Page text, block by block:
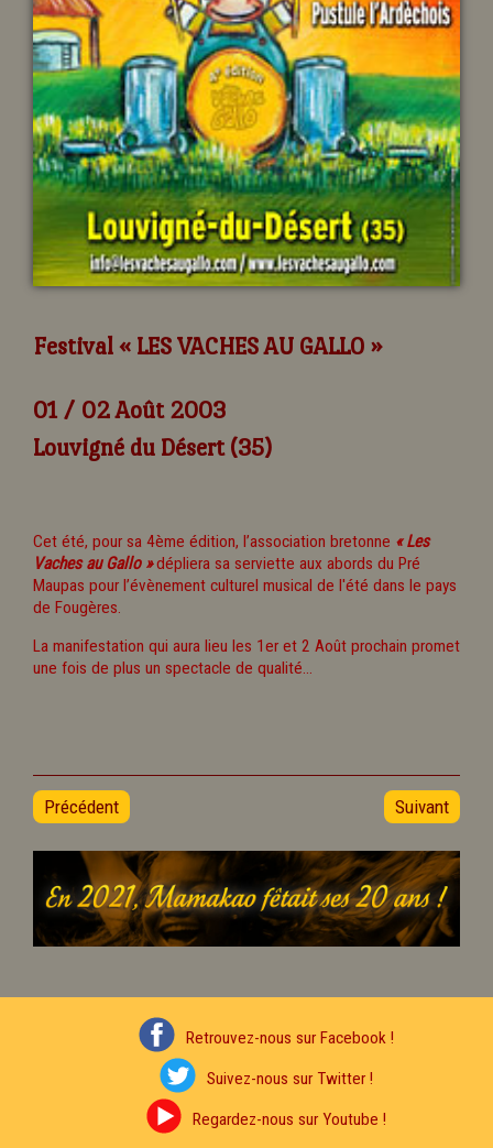
Festival « LES VACHES AU GALLO »
01 / 02 Août 2003
Louvigné du Désert (35)
Cet été, pour sa 4ème édition, l’association bretonne « Les
Vaches au Gallo »dépliera sa serviette aux abords du Pré
Maupas pour l’évènement culturel musical de l'été dans le pays
de Fougères.
La manifestation qui aura lieu les 1er et 2 Août prochain promet
une fois de plus un spectacle de qualité...
Précédent Suivant
Retrouvez-nous sur Facebook !
Suivez-nous sur Twitter !
Regardez-nous sur Youtube !